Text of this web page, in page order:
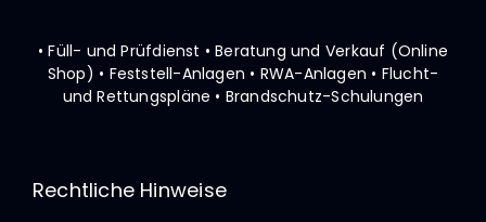
• Füll- und Prüfdienst • Beratung und Verkauf (Online
Shop) • Feststell-Anlagen • RWA-Anlagen • Flucht-
und Rettungspläne • Brandschutz-Schulungen
Rechtliche Hinweise